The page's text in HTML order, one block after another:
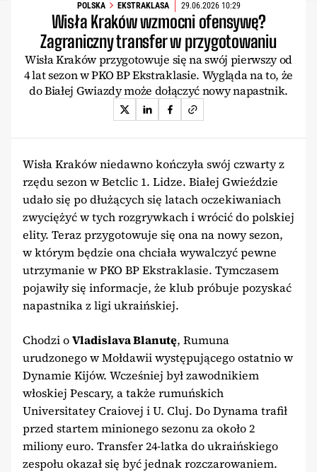
POLSKA EKSTRAKLASA 29.06.2026 10:29
Wisła Kraków wzmocni ofensywę?
Zagraniczny transfer w przygotowaniu
Wisła Kraków przygotowuje się na swój pierwszy od
4 lat sezon w PKO BP Ekstraklasie. Wygląda na to, że
do Białej Gwiazdy może dołączyć nowy napastnik.
Wisła Kraków niedawno kończyła swój czwarty z
rzędu sezon w Betclic 1. Lidze. Białej Gwieździe
udało się po dłużących się latach oczekiwaniach
zwyciężyć w tych rozgrywkach i wrócić do polskiej
elity. Teraz przygotowuje się ona na nowy sezon,
w którym będzie ona chciała wywalczyć pewne
utrzymanie w PKO BP Ekstraklasie. Tymczasem
pojawiły się informacje, że klub próbuje pozyskać
napastnika z ligi ukraińskiej.
Chodzi oVladislava Blanutę, Rumuna
urudzonego w Mołdawii występującego ostatnio w
Dynamie Kijów. Wcześniej był zawodnikiem
włoskiej Pescary, a także rumuńskich
Universitatey Craiovej i U. Cluj. Do Dynama trafił
przed startem minionego sezonu za około 2
miliony euro. Transfer 24-latka do ukraińskiego
zespołu okazał się być jednak rozczarowaniem.